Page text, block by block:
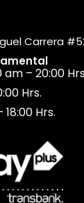
Carrera
am – 20:00
Hrs.
Hrs.